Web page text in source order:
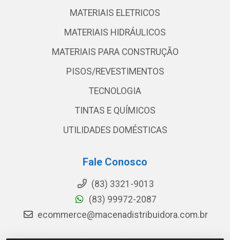
MATERIAIS ELETRICOS
MATERIAIS HIDRÁULICOS
MATERIAIS PARA CONSTRUÇÃO
PISOS/REVESTIMENTOS
TECNOLOGIA
TINTAS E QUÍMICOS
UTILIDADES DOMÉSTICAS
Fale Conosco
(83) 3321-9013
(83) 99972-2087
ecommerce@macenadistribuidora.com.br